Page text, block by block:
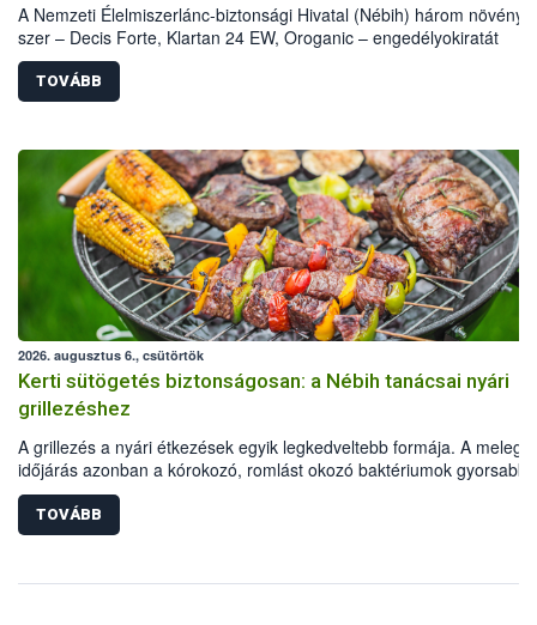
A Nemzeti Élelmiszerlánc-biztonsági Hivatal (Nébih) három
szer – Decis Forte, Klartan 24 EW, Oroganic – engedélyokiratát
módosította, így azok a szüretet követően, egészen a
(BBCH 91) stádiumáig felhasználhatóak a szőlőben. A kiterjesztések
célja, hogy a korai érésű szőlőkben is legyen lehetőség a károsító
felhasználók számára is elérhető és ökológiai termesztésben is
engedélyezett.
TOVÁBB
2026. augusztus 6., csütörtök
Kerti sütögetés biztonságosan: a Nébih tanácsai nyári
grillezéshez
A grillezés a nyári étkezések egyik legkedveltebb formája. A meleg
időjárás azonban a kórokozó, romlást okozó baktériumok gyorsabb
szaporodásának is kedvez. A szabadtéri sütögetés ezért nem
megfelelő sütési technikáról szól: legalább ilyen fontos az
biztonságos kezelése, az alapvető higiéniai szabályok betartása, a
Nemzeti Élelmiszerlánc-biztonsági Hivatal (Nébih) Oktatási
TOVÁBB